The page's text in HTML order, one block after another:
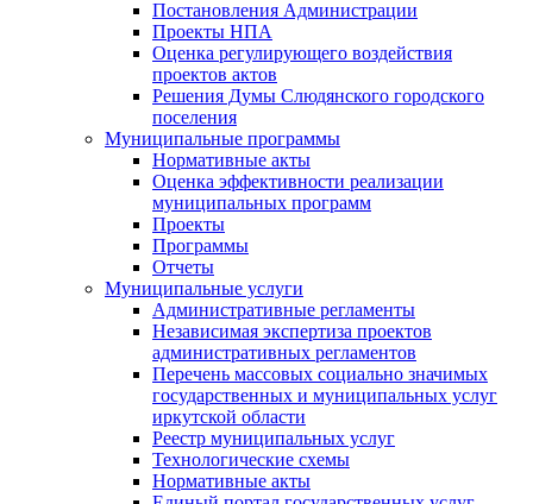
Постановления Администрации
Проекты НПА
Оценка регулирующего воздействия
проектов актов
Решения Думы Слюдянского городского
поселения
Муниципальные программы
Нормативные акты
Оценка эффективности реализации
муниципальных программ
Проекты
Программы
Отчеты
Муниципальные услуги
Административные регламенты
Независимая экспертиза проектов
административных регламентов
Перечень массовых социально значимых
государственных и муниципальных услуг
иркутской области
Реестр муниципальных услуг
Технологические схемы
Нормативные акты